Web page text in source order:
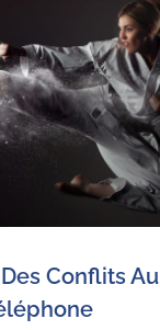
Conflits Au